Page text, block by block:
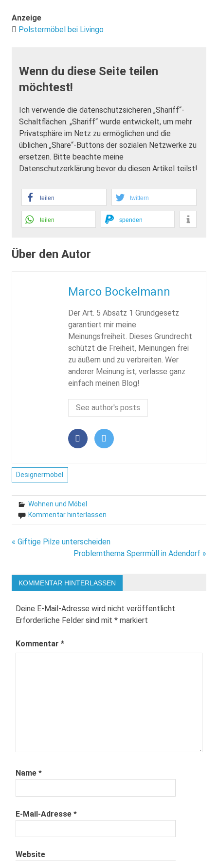
Anzeige
Polstermöbel bei Livingo
Wenn du diese Seite teilen
möchtest!
Ich verwende die datenschutzsicheren „Shariff“-
Schaltflächen. „Shariff“ wurde entwickelt, um mehr
Privatsphäre im Netz zu ermöglichen und die
üblichen „Share“-Buttons der sozialen Netzwerke zu
ersetzen. Bitte beachte meine
Datenschutzerklärung bevor du diesen Artikel teilst!
teilen twittern
teilen spenden
Über den Autor
Marco Bockelmann
Der Art. 5 Absatz 1 Grundgesetz
garantiert mir meine
Meinungsfreiheit. Dieses Grundrecht
schützt die Freiheit, Meinungen frei
zu äußern und zu verbreiten. Wer
anderer Meinung ist, verlasse ganz
einfach meinen Blog!
See author's posts
Designermöbel
Wohnen und Möbel
Kommentar hinterlassen
Beitragsnavigation
« Giftige Pilze unterscheiden
Problemthema Sperrmüll in Adendorf »
KOMMENTAR HINTERLASSEN
Deine E-Mail-Adresse wird nicht veröffentlicht.
Erforderliche Felder sind mit * markiert
Kommentar *
Name *
E-Mail-Adresse *
Website